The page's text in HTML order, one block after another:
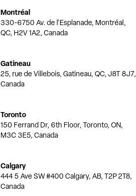
Montréal
330-6750 Av. de l'Esplanade, Montréal,
QC, H2V 1A2, Canada
Gatineau
25, rue de Villebois, Gatineau, QC, J8T 8J7,
Canada
Toronto
150 Ferrand Dr, 6th Floor, Toronto, ON,
M3C 3E5, Canada
Calgary
444 5 Ave SW #400 Calgary, AB, T2P 2T8,
Canada